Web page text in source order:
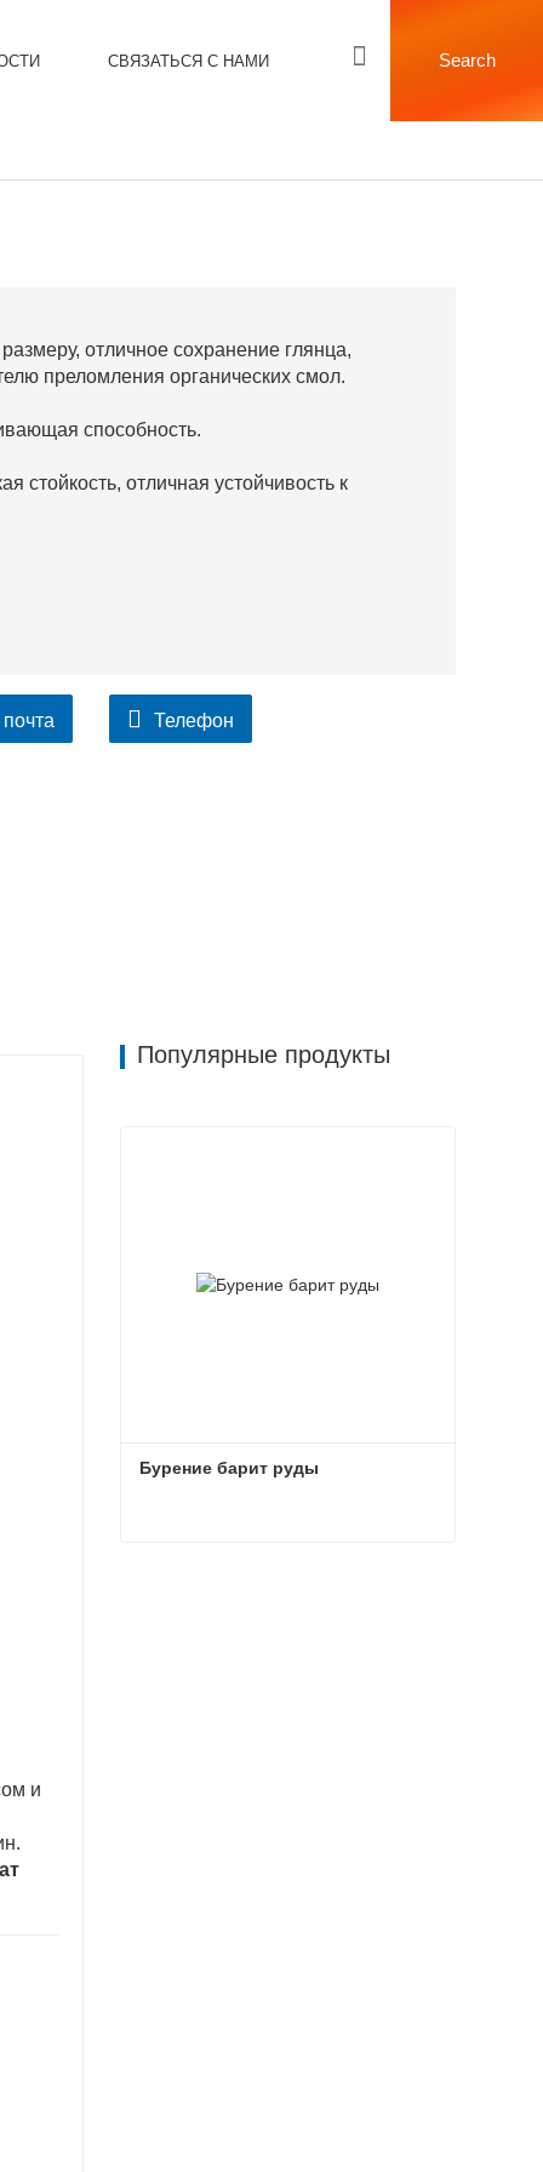
СВЯЗАТЬСЯ С НАМИ Search
отличное сохранение глянца,
преломления органических смол.
способность.
стойкость, отличная устойчивость к
Телефон
и
Популярные продукты
Бурение барит руды